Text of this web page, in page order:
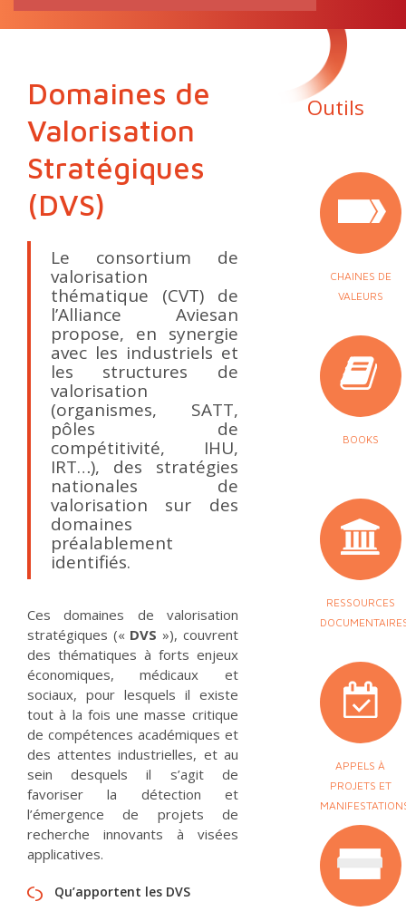
Domaines de
Valorisation
Stratégiques
(DVS)
Le consortium de
valorisation
thématique (CVT) de
l’Alliance Aviesan
propose, en synergie
avec les industriels et
les structures de
valorisation
(organismes, SATT,
pôles de
compétitivité, IHU,
IRT…), des stratégies
nationales de
valorisation sur des
domaines
préalablement
identifiés.
Ces domaines de valorisation
stratégiques (« DVS »), couvrent
des thématiques à forts enjeux
économiques, médicaux et
sociaux, pour lesquels il existe
tout à la fois une masse critique
de compétences académiques et
des attentes industrielles, et au
sein desquels il s’agit de
favoriser la détection et
l’émergence de projets de
recherche innovants à visées
applicatives.
Qu’apportent les DVS
Outils
CHAINES DE
VALEURS
BOOKS
RESSOURCES
APPELS À
PROJETS ET